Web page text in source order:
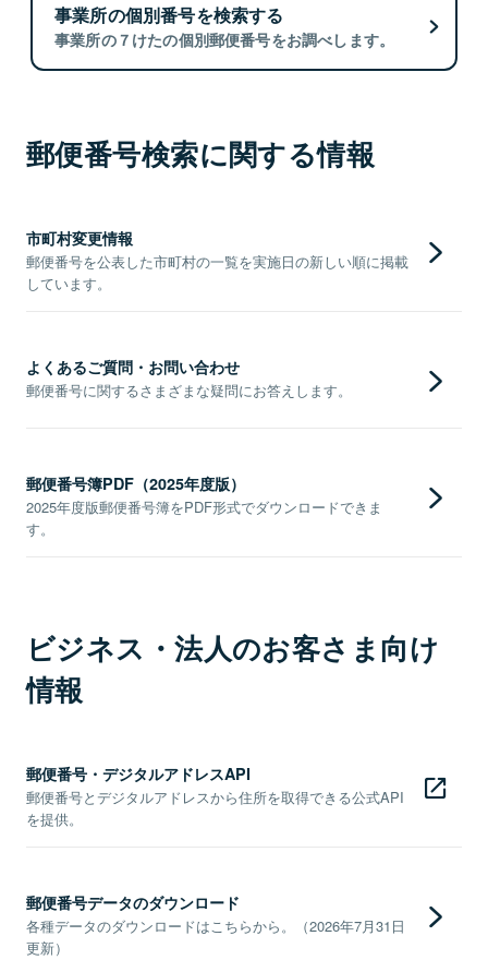
事業所の個別番号を検索する
事業所の７けたの個別郵便番号をお調べします。
郵便番号検索に関する情報
市町村変更情報
郵便番号を公表した市町村の一覧を実施日の新しい順に掲載
しています。
よくあるご質問・お問い合わせ
郵便番号に関するさまざまな疑問にお答えします。
郵便番号簿PDF（2025年度版）
2025年度版郵便番号簿をPDF形式でダウンロードできま
す。
ビジネス・法人のお客さま向け
情報
郵便番号・デジタルアドレスAPI
郵便番号とデジタルアドレスから住所を取得できる公式API
を提供。
郵便番号データのダウンロード
各種データのダウンロードはこちらから。（2026年7月31日
更新）